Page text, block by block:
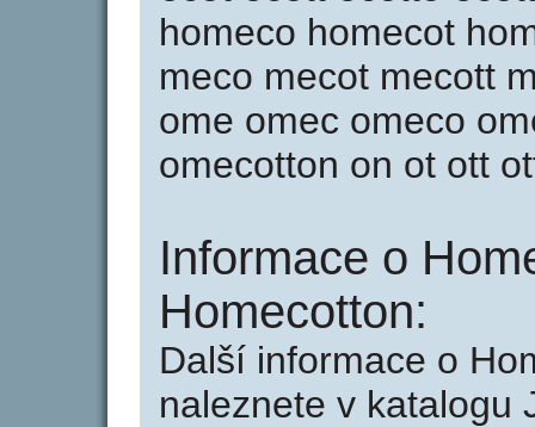
homeco homecot
meco mecot mecott
ome omec omeco
omecotton on ot ott
Informace o
Homecotton:
Další informace o
naleznete v katalogu